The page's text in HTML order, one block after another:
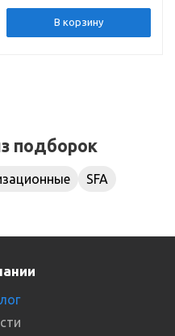
В корзину
подборок
SFA